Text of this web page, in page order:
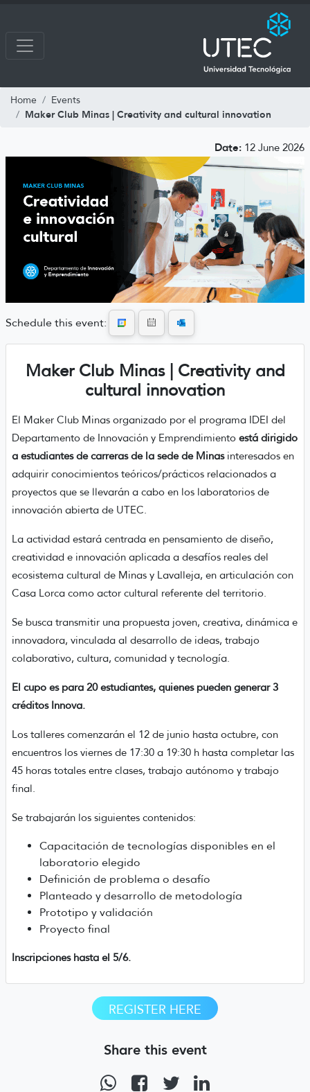
Home Events
Maker Club Minas | Creativity and cultural innovation
Date: 12 June 2026
Schedule this event:
Maker Club Minas | Creativity and
cultural innovation
El Maker Club Minas organizado por el programa IDEI del
Departamento de Innovación y Emprendimiento está dirigido
a estudiantes de carreras de la sede de Minas interesados en
adquirir conocimientos teóricos/prácticos relacionados a
proyectos que se llevarán a cabo en los laboratorios de
innovación abierta de UTEC.
La actividad estará centrada en pensamiento de diseño,
creatividad e innovación aplicada a desafíos reales del
ecosistema cultural de Minas y Lavalleja, en articulación con
Casa Lorca como actor cultural referente del territorio.
Se busca transmitir una propuesta joven, creativa, dinámica e
innovadora, vinculada al desarrollo de ideas, trabajo
colaborativo, cultura, comunidad y tecnología.
El cupo es para 20 estudiantes, quienes pueden generar 3
créditos Innova.
Los talleres comenzarán el 12 de junio hasta octubre, con
encuentros los viernes de 17:30 a 19:30 h hasta completar las
45 horas totales entre clases, trabajo autónomo y trabajo
final.
Se trabajarán los siguientes contenidos:
Capacitación de tecnologías disponibles en el
laboratorio elegido
Definición de problema o desafío
Planteado y desarrollo de metodología
Prototipo y validación
Proyecto final
Inscripciones hasta el 5/6.
REGISTER HERE
Share this event